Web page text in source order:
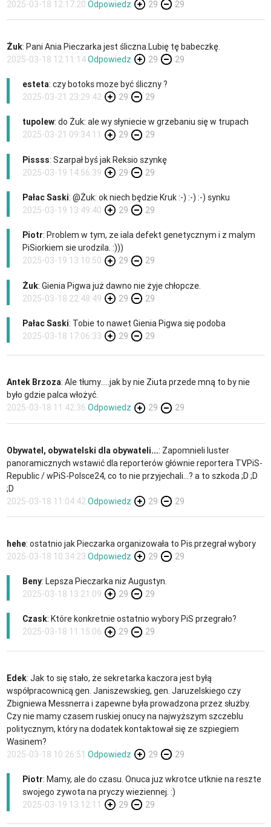
2025-03-18 12:17:20 Odpowiedz 29 29
Żuk: Pani Ania Pieczarka jest śliczna.Lubię tę babeczkę.
2025-03-18 12:11:14Odpowiedz 29 29
esteta: czy botoks moze być śliczny ?
2025-03-21 23:29:42
29 29
tupolew: do Żuk: ale wy słyniecie w grzebaniu się w trupach
2025-03-21 09:34:11
29 29
Pissss: Szarpał byś jak Reksio szynkę
2025-03-19 14:56:39
29 29
Pałac Saski: @Żuk: ok niech będzie Kruk :-) :-) :-) synku
2025-03-19 13:49:40
29 29
Piotr: Problem w tym, ze iala defekt genetycznym i z malym
PiSiorkiem sie urodzila. :)))
2025-03-19 13:10:50
29 29
Żuk: Gienia Pigwa już dawno nie żyje chłopcze.
2025-03-18 22:48:49
29 29
Pałac Saski: Tobie to nawet Gienia Pigwa się podoba
2025-03-18 17:06:33
29 29
Antek Brzoza: Ale tłumy.....jak by nie Ziuta przede mną to by nie
było gdzie palca włożyć.
2025-03-18 11:42:36 Odpowiedz 29 29
Obywatel, obywatelski dla obywateli...: Zapomnieli luster
panoramicznych wstawić dla reporterów głównie reportera TVPiS-
Republic / wPiS-Polsce24, co to nie przyjechali...? a to szkoda ;D ;D
;D
2025-03-18 11:04:42 Odpowiedz 29 29
hehe: ostatnio jak Pieczarka organizowała to Pis przegrał wybory
2025-03-18 10:34:23 Odpowiedz 29 29
Beny: Lepsza Pieczarka niz Augustyn.
2025-03-18 13:21:09
29 29
Czask: Które konkretnie ostatnio wybory PiS przegrało?
2025-03-18 11:15:06
29 29
Edek: Jak to się stało, że sekretarka kaczora jest byłą
współpracownicą gen. Janiszewskieg, gen. Jaruzelskiego czy
Zbigniewa Messnerra i zapewne była prowadzona przez służby.
Czy nie mamy czasem ruskiej onucy na najwyższym szczeblu
politycznym, który na dodatek kontaktował się ze szpiegiem
Wasinem?
2025-03-18 10:26:51 Odpowiedz 29 29
Piotr: Mamy, ale do czasu. Onuca juz wkrotce utknie na reszte
swojego zywota na pryczy wieziennej. :)
2025-03-19 13:12:11
29 29